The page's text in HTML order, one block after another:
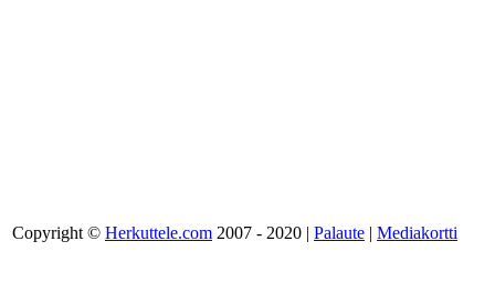
Copyright © Herkuttele.com 2007 - 2020 | Palaute | Mediakortti